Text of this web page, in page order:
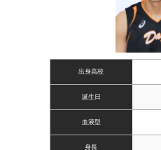
出身高校
誕生日
血液型
身長